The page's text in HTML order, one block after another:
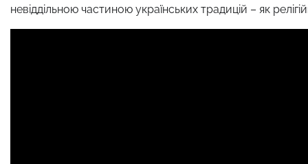
невіддільною частиною українських традицій – як